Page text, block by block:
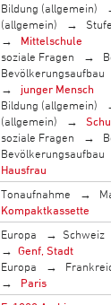
Bildung (allgemein)
(allgemein)
Mittelschule
soziale Fragen
Bevölkerungsaufbau
junger Mensch
Bildung (allgemein)
(allgemein)
soziale Fragen
Bevölkerungsaufbau
Hausfrau
Tonaufnahme
Kompaktkassette
Europa Schweiz
Genf, Stadt
Europa
Paris